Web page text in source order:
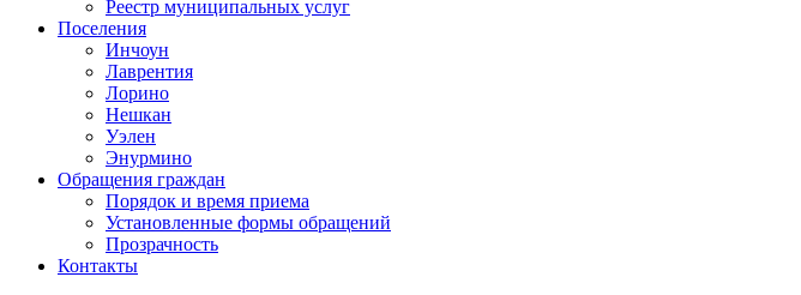
Реестр муниципальных услуг
Поселения
Инчоун
Лаврентия
Лорино
Нешкан
Уэлен
Энурмино
Обращения граждан
Порядок и время приема
Установленные формы обращений
Прозрачность
Контакты